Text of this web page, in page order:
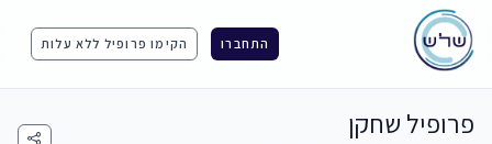
התחברו הקימו פרופיל ללא עלות
פרופיל שחקן